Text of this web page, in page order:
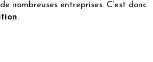
nombreuses entreprises. C’est donc
.